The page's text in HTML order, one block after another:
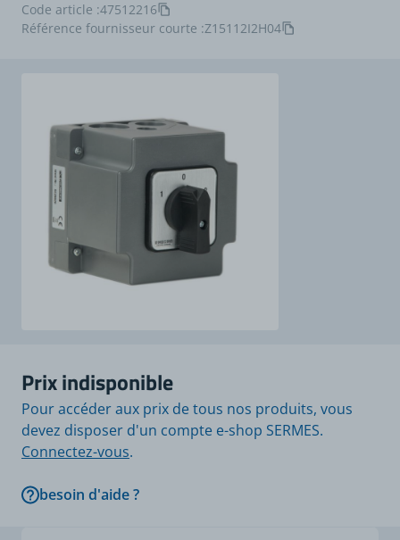
Code article :47512216
Référence fournisseur courte :Z15112I2H04
Prix indisponible
Pour accéder aux prix de tous nos produits, vous
devez disposer d'un compte e-shop SERMES.
Connectez-vous.
besoin d'aide ?